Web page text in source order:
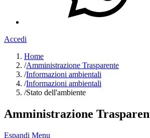
Accedi
Home
/Amministrazione Trasparente
/Informazioni ambientali
/Informazioni ambientali
/Stato dell'ambiente
Amministrazione
Espandi Menu